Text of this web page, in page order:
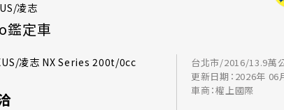
凌志
鑑定車
凌志 NX Series 200t/0cc
台北市/2016/13.9萬
更新日期：2026年 06
車商：權上國際